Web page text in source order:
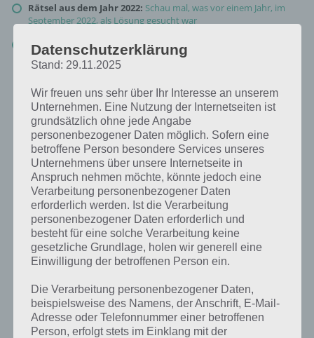
Rätsel aus dem Jahr 2022: Schau mal, was vor einem Jahr, im
September 2022, als Lösung gesucht war
Zur Übersicht:
4 Bilder 1 Wort Lösungen zu Total im Trend im
September 2023!
Datenschutzerklärung
Stand: 29.11.2025
Wir freuen uns sehr über Ihr Interesse an unserem
Unternehmen. Eine Nutzung der Internetseiten ist
grundsätzlich ohne jede Angabe
personenbezogener Daten möglich. Sofern eine
betroffene Person besondere Services unseres
Unternehmens über unsere Internetseite in
Anspruch nehmen möchte, könnte jedoch eine
Verarbeitung personenbezogener Daten
erforderlich werden. Ist die Verarbeitung
personenbezogener Daten erforderlich und
besteht für eine solche Verarbeitung keine
gesetzliche Grundlage, holen wir generell eine
Einwilligung der betroffenen Person ein.
Die Verarbeitung personenbezogener Daten,
beispielsweise des Namens, der Anschrift, E-Mail-
Adresse oder Telefonnummer einer betroffenen
Person, erfolgt stets im Einklang mit der